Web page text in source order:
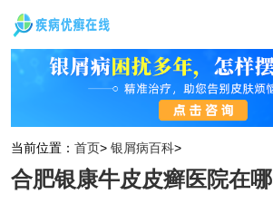
当前位置： 首页> 银屑病百科>
合肥银康牛皮皮癣医院在哪